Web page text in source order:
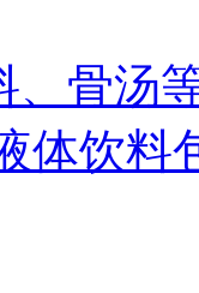
、骨汤
体饮料